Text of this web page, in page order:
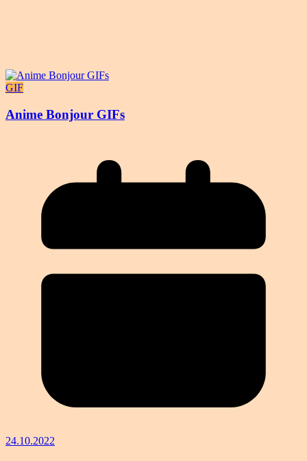
GIF
Anime Bonjour GIFs
24.10.2022